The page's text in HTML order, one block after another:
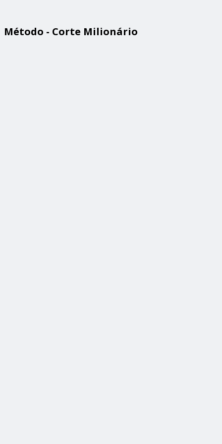
Método - Corte Milionário